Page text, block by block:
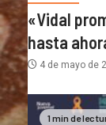
«Vidal
hasta
4 de mayo de
1 min de